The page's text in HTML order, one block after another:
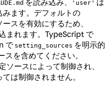
'user'
みます。デフォルトの
スを有効にするため、
まれます。TypeScript で
で setting_sources を明示的
を含めてください。
ースによって制御され、
は制御されません。